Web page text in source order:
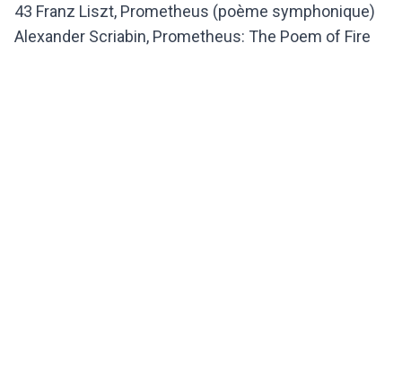
43 Franz Liszt, Prometheus (poème symphonique)
Alexander Scriabin, Prometheus: The Poem of Fire